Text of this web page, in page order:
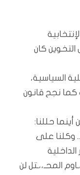
التخوين كان
السياسية،
كما نجح قانون
حللنا:
وكلنا على
الداخلية
المحـ،،ـتل لن